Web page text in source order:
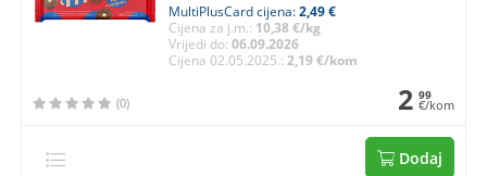
MultiPlusCard cijena:2,49 €
Cijena za j.m.: 10,38 €/kg
Vrijedi do: 06.09.2026
Cijena 02.05.2025.: 2,19 €/kom
(0) 2 99
€/kom
Dodaj